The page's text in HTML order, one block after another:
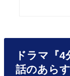
ドラマ『
話のあら